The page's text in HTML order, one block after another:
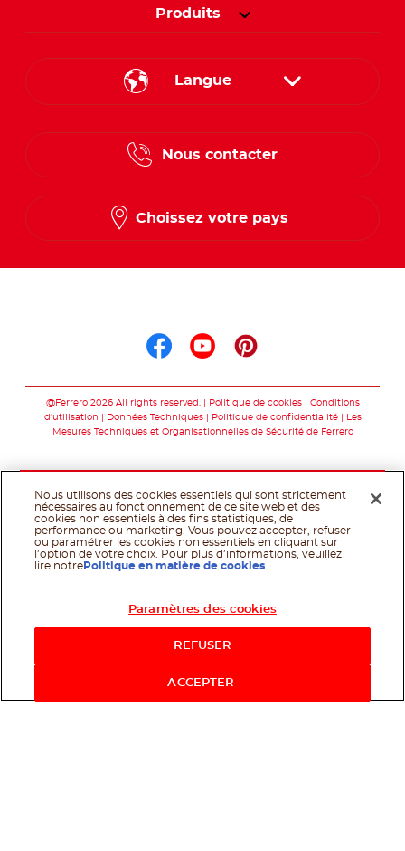
Produits
Langue
Nous contacter
Choissez votre pays
@Ferrero 2026 All rights reserved. Politique de cookies
Conditions
d’utilisation
Données Techniques Politique de confidentialité
Les
Mesures Techniques et Organisationnelles de Sécurité de Ferrero
Nous utilisons des cookies essentiels qui sont strictement
nécessaires au fonctionnement de ce site web et des
cookies non essentiels à des fins statistiques, de
performance ou marketing. Vous pouvez accepter, refuser
ou paramétrer les cookies non essentiels en cliquant sur
l’option de votre choix. Pour plus d’informations, veuillez
lire notre Politique en matière de cookies
Paramètres des cookies
REFUSER
ACCEPTER